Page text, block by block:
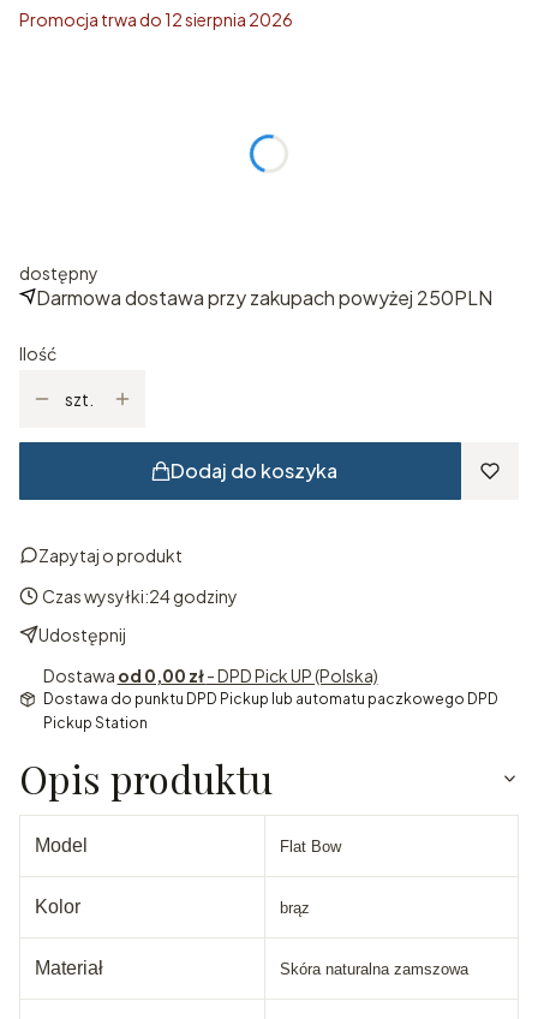
Promocja trwa do 12 sierpnia 2026
dostępny
Darmowa dostawa przy zakupach powyżej 250PLN
Ilość
szt.
Dodaj do koszyka
Zapytaj o produkt
Czas wysyłki:24 godziny
Udostępnij
Dostawa od 0,00 zł- DPD Pick UP (Polska)
Dostawa do punktu DPD Pickup lub automatu paczkowego DPD
Pickup Station
Opis produktu
Model Flat Bow
Kolor brąz
Materiał Skóra naturalna zamszowa